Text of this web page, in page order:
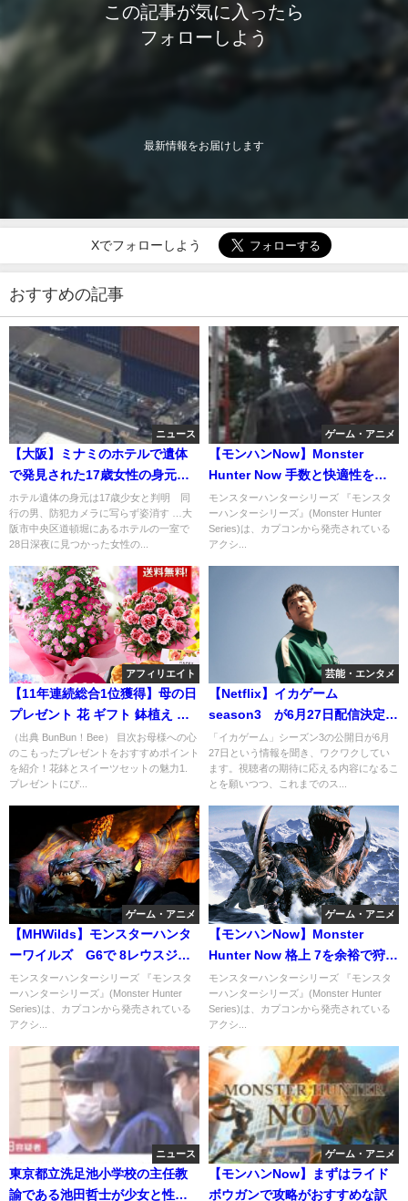
この記事が気に入ったら
フォローしよう
最新情報をお届けします
Xでフォローしよう
おすすめの記事
ニュース
【大阪】ミナミのホテルで遺体
で発見された17歳女性の身元判
明。 一緒にホテルに入った男性
は逃走
ホテル遺体の身元は17歳少女と判明 同
行の男、防犯カメラに写らず姿消す …大
阪市中央区道頓堀にあるホテルの一室で
28日深夜に見つかった女性の...
ゲーム・アニメ
【モンハンNow】Monster
Hunter Now 手数と快適性を追
求したガンランスのススメ
モンスターハンターシリーズ 『モンスタ
ーハンターシリーズ』(Monster Hunter
Series)は、カプコンから発売されている
アクシ...
アフィリエイト
【11年連続総合1位獲得】母の日
プレゼント 花 ギフト 鉢植え ア
ジサイ アレンジ アレンジメント
スタンディングブーケ
（出典 BunBun！Bee） 目次お母様への心
のこもったプレゼントをおすすめポイント
を紹介！花鉢とスイーツセットの魅力1.
プレゼントにぴ...
芸能・エンタメ
【Netflix】イカゲーム
season3 が6月27日配信決定！
完結編ということは・・・
「イカゲーム」シーズン3の公開日が6月
27日という情報を聞き、ワクワクしてい
ます。視聴者の期待に応える内容になるこ
とを願いつつ、これまでのス...
ゲーム・アニメ
【MHWilds】モンスターハンタ
ーワイルズ G6で 8レウスジン
オウガ防具登場でカガチ弓ぶっ
壊れ
モンスターハンターシリーズ 『モンスタ
ーハンターシリーズ』(Monster Hunter
Series)は、カプコンから発売されている
アクシ...
ゲーム・アニメ
【モンハンNow】Monster
Hunter Now 格上 7を余裕で狩る
最強雷武器がヤバいw
モンスターハンターシリーズ 『モンスタ
ーハンターシリーズ』(Monster Hunter
Series)は、カプコンから発売されている
アクシ...
ニュース
東京都立洗足池小学校の主任教
諭である池田哲士が少女と性行
ゲーム・アニメ
【モンハンNow】まずはライド
ボウガンで攻略がおすすめな訳